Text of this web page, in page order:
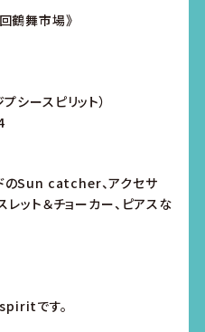
鶴舞市場》
ースピリット）
のSun catcher、アクセサ
ット＆チョーカー、ピアスな
です。